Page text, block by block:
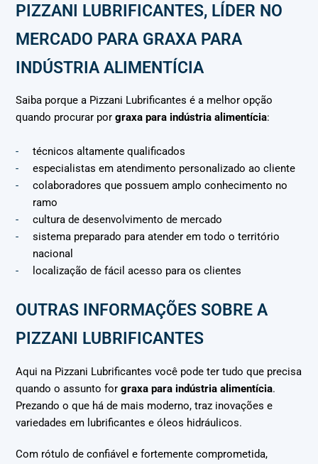
PIZZANI LUBRIFICANTES, LÍDER NO
MERCADO PARA GRAXA PARA
INDÚSTRIA ALIMENTÍCIA
Saiba porque a Pizzani Lubrificantes é a melhor opção
quando procurar porgraxa para indústria alimentícia:
técnicos altamente qualificados
especialistas em atendimento personalizado ao cliente
colaboradores que possuem amplo conhecimento no
ramo
cultura de desenvolvimento de mercado
sistema preparado para atender em todo o território
nacional
localização de fácil acesso para os clientes
OUTRAS INFORMAÇÕES SOBRE A
PIZZANI LUBRIFICANTES
Aqui na Pizzani Lubrificantes você pode ter tudo que precisa
quando o assunto forgraxa para indústria alimentícia.
Prezando o que há de mais moderno, traz inovações e
variedades em lubrificantes e óleos hidráulicos.
Com rótulo de confiável e fortemente comprometida,